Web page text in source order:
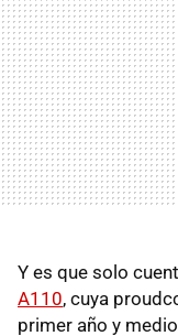
Y es que solo
A110, cuya
primer año y